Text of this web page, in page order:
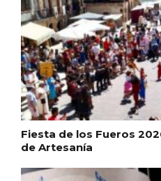
Fiesta de los Fueros
de Artesanía